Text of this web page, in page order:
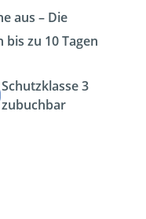
aus – Die
zu 10 Tagen
Schutzklasse 3
zubuchbar